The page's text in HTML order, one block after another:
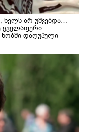
ხელს არ უშვებდა…
ყველაფერი
დაღუპული